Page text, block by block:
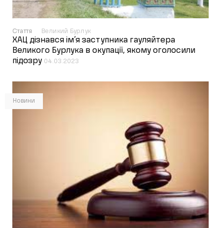
Стаття Великий Бурлук
ХАЦ дізнався ім’я заступника гауляйтера
Великого Бурлука в окупації, якому оголосили
підозру 04.03.2023
Новини